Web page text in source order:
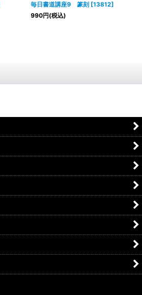
毎日書道講座9 篆刻 [13812]
990円(税込)